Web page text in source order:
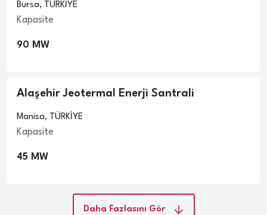
Bursa, TÜRKİYE
Kapasite
90 MW
Alaşehir Jeotermal Enerji Santrali
Manisa, TÜRKİYE
Kapasite
45 MW
Daha Fazlasını Gör